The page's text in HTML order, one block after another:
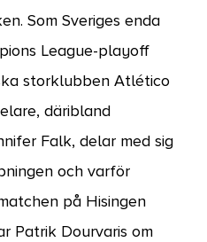
Som Sveriges enda
League-playoff
storklubben Atlético
däribland
Falk, delar med sig
och varför
på Hisingen
Patrik Dourvaris om